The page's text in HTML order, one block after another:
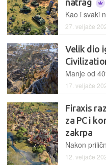
27. veljače
Velik dio
17. veljače
Firaxis
za PC i
zakrpa
12. veljače